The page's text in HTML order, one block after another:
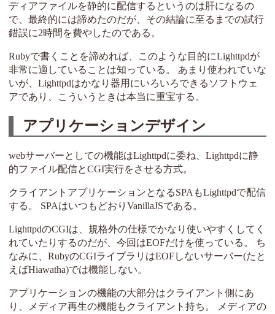
ディアファイルを静的に配信するというのは肝になるの
で、最終的には諦めたのだが、その結論に至るまでの試行
錯誤に2時間を費やしたのである。
Rubyで書くことを諦めれば、このような目的にLighttpdが
非常に適していることは知っている。 あまり使われていな
いが、Lighttpdはかなり器用にいろいろできるソフトウェ
アであり、こういうときは本当に重宝する。
アプリケーションデザイン
webサーバーとしての機能はLighttpdに委ね、Lighttpdに静
的ファイル配信とCGI実行をさせる方式。
クライアントアプリケーションとなるSPAもLighttpdで配信
する。 SPAはいつもどおりVanillaJSである。
LighttpdのCGIは、規格外の仕様でかなり使いやすくしてく
れていたりするのだが、今回はEOFだけを使っている。 ち
なみに、RubyのCGIライブラリはEOFしないサーバー(たと
えばHiawatha)では機能しない。
アプリケーションの機能の大部分はクライアント側にあ
り、メディア再生の機能もクライアント持ち。 メディアの